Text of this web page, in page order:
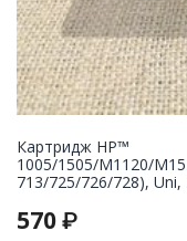
Картридж НР™
1005/1505/M1120/
713/725/726/728), Uni,
570 ₽